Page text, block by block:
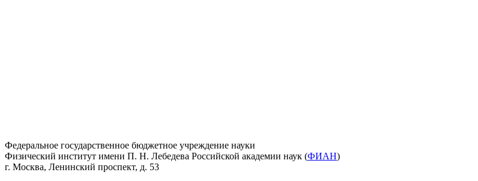
Федеральное государственное бюджетное учреждение науки
Физический институт имени П. Н. Лебедева Российской академии наук (ФИАН)
г. Москва, Ленинский проспект, д. 53